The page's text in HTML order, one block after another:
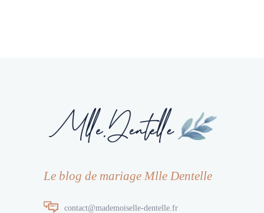
Le blog de mariage Mlle Dentelle
contact@mademoiselle-dentelle.fr